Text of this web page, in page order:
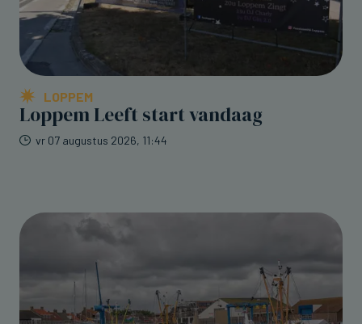
LOPPEM
Loppem Leeft start vandaag
vr 07 augustus 2026, 11:44